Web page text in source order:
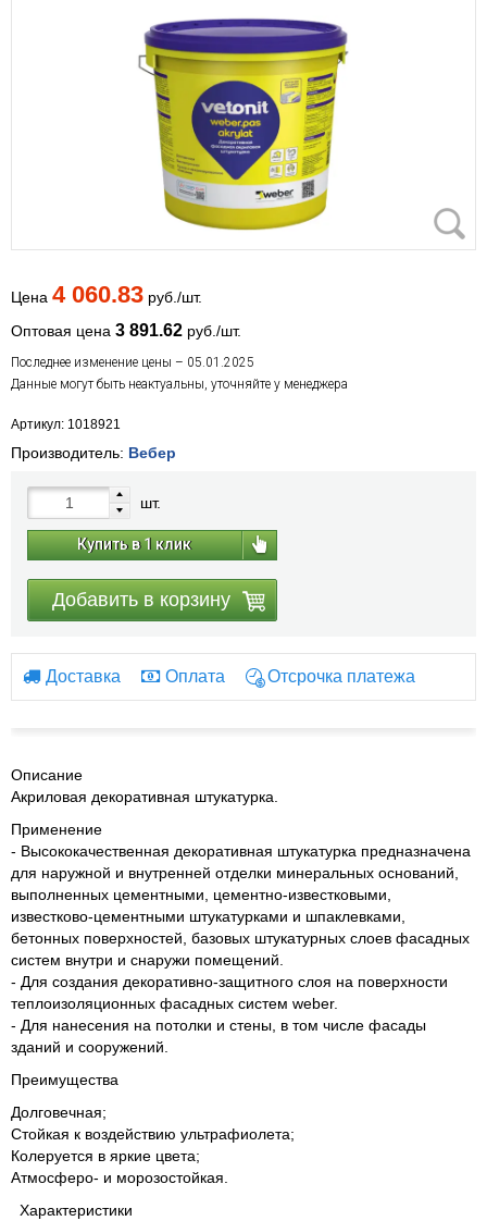
Цена 4 060.83 руб./шт.
Оптовая цена 3 891.62 руб./шт.
Последнее изменение цены – 05.01.2025
Данные могут быть неактуальны, уточняйте у менеджера
Артикул: 1018921
Производитель: Вебер
шт.
Купить в 1 клик
Добавить в корзину
Доставка Оплата Отсрочка платежа
Описание
Акриловая декоративная штукатурка.
Применение
- Высококачественная декоративная штукатурка предназначена
для наружной и внутренней отделки минеральных оснований,
выполненных цементными, цементно-известковыми,
известково-цементными штукатурками и шпаклевками,
бетонных поверхностей, базовых штукатурных слоев фасадных
систем внутри и снаружи помещений.
- Для создания декоративно-защитного слоя на поверхности
теплоизоляционных фасадных систем weber.
- Для нанесения на потолки и стены, в том числе фасады
зданий и сооружений.
Преимущества
Долговечная;
Стойкая к воздействию ультрафиолета;
Колеруется в яркие цвета;
Атмосферо- и морозостойкая.
Характеристики